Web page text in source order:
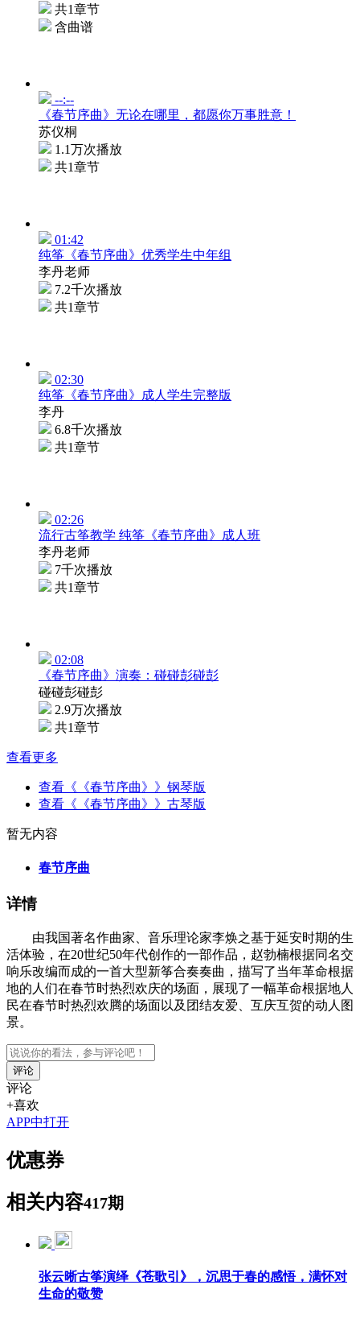
共1章节
含曲谱
--:--
《春节序曲》无论在哪里，都愿你万事胜意！
苏仪桐
1.1万次播放
共1章节
01:42
纯筝《春节序曲》优秀学生中年组
李丹老师
7.2千次播放
共1章节
02:30
纯筝《春节序曲》成人学生完整版
李丹
6.8千次播放
共1章节
02:26
流行古筝教学 纯筝《春节序曲》成人班
李丹老师
7千次播放
共1章节
02:08
《春节序曲》演奏：碰碰彭碰彭
碰碰彭碰彭
2.9万次播放
共1章节
查看更多
查看《《春节序曲》》钢琴版
查看《《春节序曲》》古琴版
暂无内容
春节序曲
详情
由我国著名作曲家、音乐理论家李焕之基于延安时期的生
活体验，在20世纪50年代创作的一部作品，赵勃楠根据同名交
响乐改编而成的一首大型新筝合奏奏曲，描写了当年革命根据
地的人们在春节时热烈欢庆的场面，展现了一幅革命根据地人
民在春节时热烈欢腾的场面以及团结友爱、互庆互贺的动人图
景。
评论
评论
+喜欢
APP中打开
优惠券
相关内容417期
张云晰古筝演绎《苍歌引》，沉思于春的感悟，满怀对
生命的敬赞